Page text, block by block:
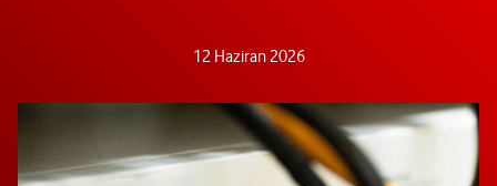
12 Haziran 2026